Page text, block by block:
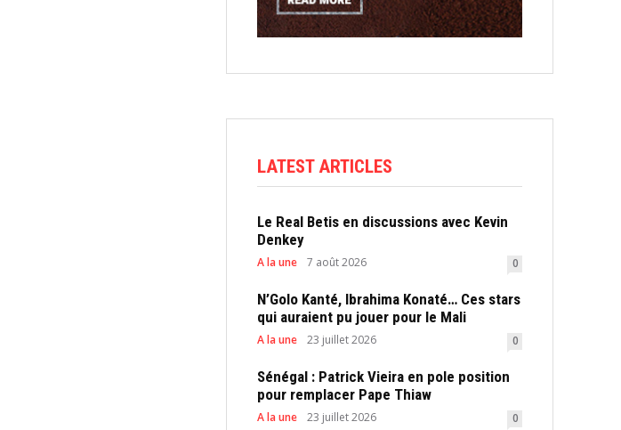
LATEST ARTICLES
Le Real Betis en discussions avec Kevin
Denkey
A la une 7 août 2026 0
N’Golo Kanté, Ibrahima Konaté… Ces stars
qui auraient pu jouer pour le Mali
A la une 23 juillet 2026 0
Sénégal : Patrick Vieira en pole position
pour remplacer Pape Thiaw
A la une 23 juillet 2026 0